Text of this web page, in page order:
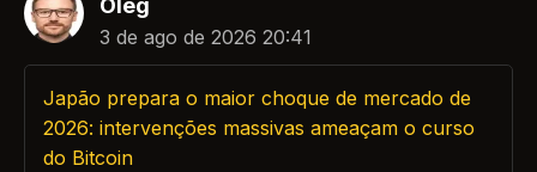
Oleg
3 de ago de 2026 20:41
Japão prepara o maior choque de mercado de
2026: intervenções massivas ameaçam o curso
do Bitcoin